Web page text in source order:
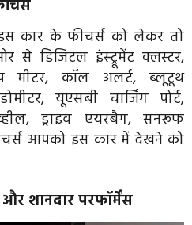
कार के फीचर्स को लेकर तो
डिजिटल इंस्ट्रूमेंट क्लस्टर,
मीटर, कॉल अलर्ट, ब्लूटूथ
यूएसबी चार्जिंग पोर्ट,
ड्राइव एयरबैग, सनरूफ
आपको इस कार में देखने को
शानदार परफॉर्मेंस